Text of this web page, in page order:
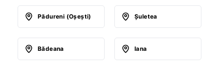
Pădureni (Oşeşti) Şuletea
Bădeana Iana